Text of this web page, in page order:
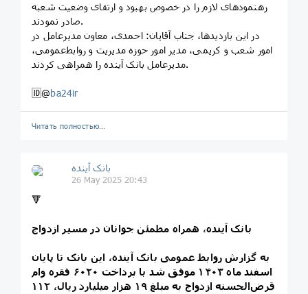
رهنمودهای لازم را در خصوص بهبود و ارتقای وضعیت شعبه
صادر نمودند.
در این بازدیدها، جناب آقایان: احمدی، معاون مدیرعامل در
امور شعب و کریمی، مدیر امور حوزه مدیریت و روابط‌عمومی،
مدیرعامل بانک آینده را همراهی کردند.
🆔@ba24ir
Читать полностью…
بانک آینده
26 May 2025 20:43
🔻
بانک آینده، همراه مطمئن جوانان در مسیر ازدواج
به گزارش روابط عمومی بانک آینده، این بانک تا پایان
اسفند ماه ۱۴۰۳ موفق شد با پرداخت ۶۰۲۰ فقره وام
قرض‌الحسنه ازدواج به مبلغ ۱۹ هزار میلیارد ریال، ۱۱۲